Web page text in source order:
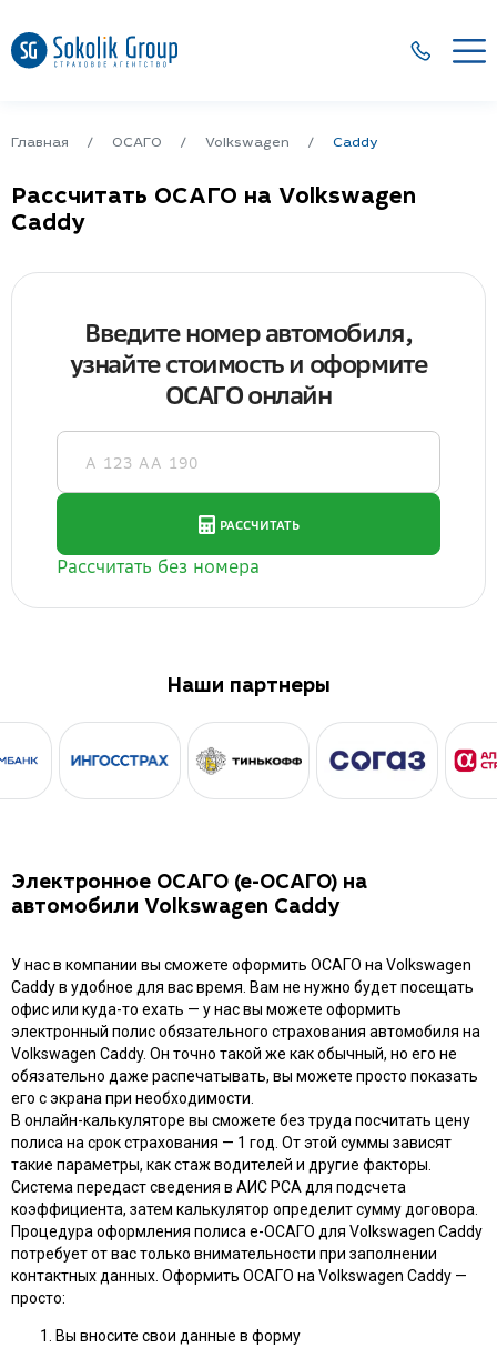
Главная ОСАГО Volkswagen Caddy
Рассчитать ОСАГО на Volkswagen
Caddy
Наши партнеры
Электронное ОСАГО (е-ОСАГО) на
автомобили Volkswagen Caddy
У нас в компании вы сможете оформить ОСАГО на Volkswagen
Caddy в удобное для вас время. Вам не нужно будет посещать
офис или куда-то ехать — у нас вы можете оформить
электронный полис обязательного страхования автомобиля на
Volkswagen Caddy. Он точно такой же как обычный, но его не
обязательно даже распечатывать, вы можете просто показать
его с экрана при необходимости.
В онлайн-калькуляторе вы сможете без труда посчитать цену
полиса на срок страхования — 1 год. От этой суммы зависят
такие параметры, как стаж водителей и другие факторы.
Система передаст сведения в АИС РСА для подсчета
коэффициента, затем калькулятор определит сумму договора.
Процедура оформления полиса e-ОСАГО для Volkswagen Caddy
потребует от вас только внимательности при заполнении
контактных данных. Оформить ОСАГО на Volkswagen Caddy —
просто:
Вы вносите свои данные в форму